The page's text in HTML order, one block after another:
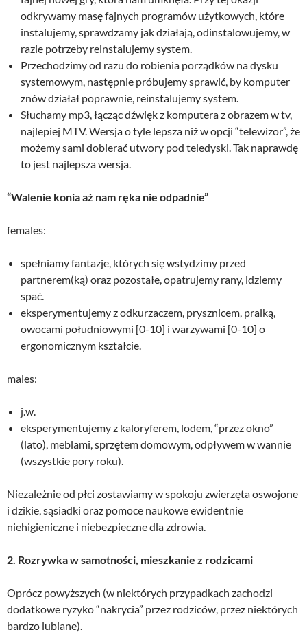
odkrywamy masę fajnych programów użytkowych, które
instalujemy, sprawdzamy jak działają, odinstalowujemy, w
razie potrzeby reinstalujemy system.
Przechodzimy od razu do robienia porządków na dysku
systemowym, następnie próbujemy sprawić, by komputer
znów działał poprawnie, reinstalujemy system.
Słuchamy mp3, łącząc dźwięk z komputera z obrazem w tv,
najlepiej MTV. Wersja o tyle lepsza niż w opcji “telewizor”, że
możemy sami dobierać utwory pod teledyski. Tak naprawdę
to jest najlepsza wersja.
“Walenie konia aż nam ręka nie odpadnie”
females:
spełniamy fantazje, których się wstydzimy przed
partnerem(ką) oraz pozostałe, opatrujemy rany, idziemy
spać.
eksperymentujemy z odkurzaczem, prysznicem, pralką,
owocami południowymi [0-10] i warzywami [0-10] o
ergonomicznym kształcie.
males:
j.w.
eksperymentujemy z kaloryferem, lodem, “przez okno”
(lato), meblami, sprzętem domowym, odpływem w wannie
(wszystkie pory roku).
Niezależnie od płci zostawiamy w spokoju zwierzęta oswojone
i dzikie, sąsiadki oraz pomoce naukowe ewidentnie
niehigieniczne i niebezpieczne dla zdrowia.
2. Rozrywka w samotności, mieszkanie z rodzicami
Oprócz powyższych (w niektórych przypadkach zachodzi
dodatkowe ryzyko “nakrycia” przez rodziców, przez niektórych
bardzo lubiane).